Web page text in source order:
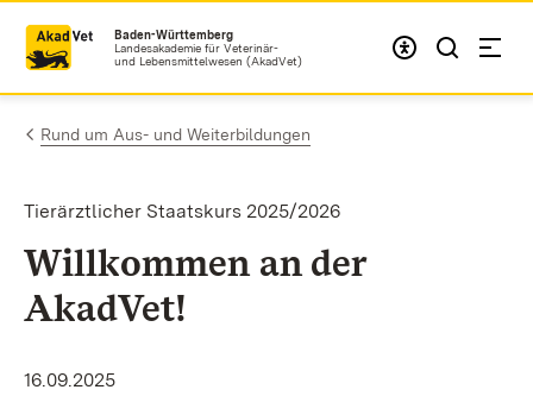
Zum Inhalt springen
Baden-Württemberg
Landesakademie für Veterinär-
und Lebensmittelwesen (AkadVet)
Rund um Aus- und Weiterbildungen
Tierärztlicher Staatskurs 2025/2026
Willkommen an der
AkadVet!
16.09.2025